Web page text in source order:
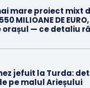
mare proiect mixt
MILIOANE DE
— ce detaliu
jefuit la Turda:
pe malul Arieșului